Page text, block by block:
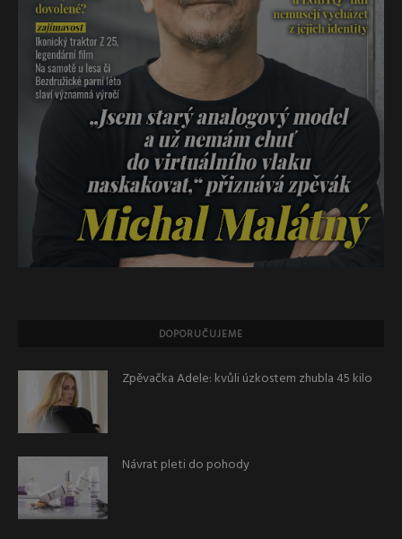
DOPORUČUJEME
Zpěvačka Adele: kvůli úzkostem zhubla 45 kilo
Návrat pleti do pohody